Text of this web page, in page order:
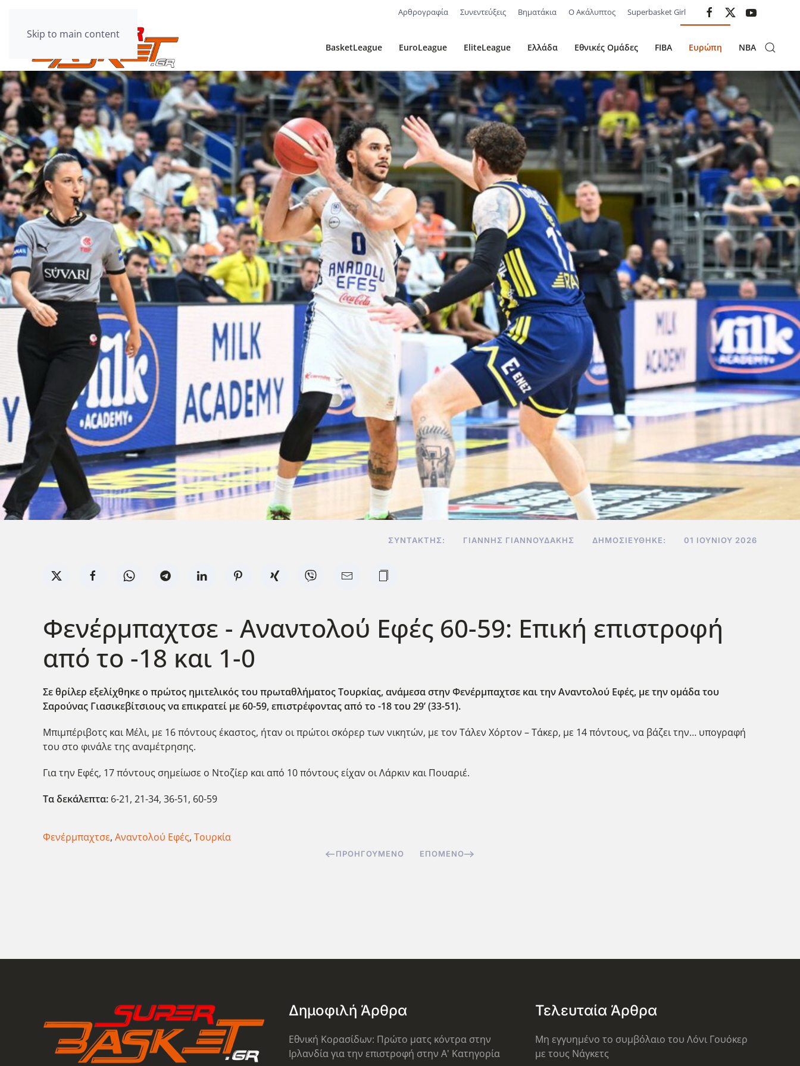
Skip to main content
Αρθρογραφία Συνεντεύξεις Βηματάκια Ο Ακάλυπτος Superbasket Girl
BasketLeague EuroLeague EliteLeague Ελλάδα Εθνικές Ομάδες FIBA Ευρώπη NBA
ΣΥΝΤΆΚΤΗΣ: ΓΙΆΝΝΗΣ ΓΙΑΝΝΟΥΔΆΚΗΣ ΔΗΜΟΣΙΕΎΘΗΚΕ: 01 ΙΟΥΝΊΟΥ 2026
Φενέρμπαχτσε - Αναντολού Εφές 60-59: Επική επιστροφή
από το -18 και 1-0
Σε θρίλερ εξελίχθηκε ο πρώτος ημιτελικός του πρωταθλήματος Τουρκίας, ανάμεσα στην Φενέρμπαχτσε και την Αναντολού Εφές, με την ομάδα του
Σαρούνας Γιασικεβίτσιους να επικρατεί με 60-59, επιστρέφοντας από το -18 του 29’ (33-51).
Μπιμπέριβοτς και Μέλι, με 16 πόντους έκαστος, ήταν οι πρώτοι σκόρερ των νικητών, με τον Τάλεν Χόρτον – Τάκερ, με 14 πόντους, να βάζει την… υπογραφή
του στο φινάλε της αναμέτρησης.
Για την Εφές, 17 πόντους σημείωσε ο Ντοζίερ και από 10 πόντους είχαν οι Λάρκιν και Πουαριέ.
Τα δεκάλεπτα: 6-21, 21-34, 36-51, 60-59
Φενέρμπαχτσε, Αναντολού Εφές, Τουρκία
ΠΡΟΗΓΟΎΜΕΝΟ ΕΠΌΜΕΝΟ
Δημοφιλή Άρθρα
Εθνική Κορασίδων: Πρώτο ματς κόντρα στην
Ιρλανδία για την επιστροφή στην Α' Κατηγορία
Τελευταία Άρθρα
Μη εγγυημένο το συμβόλαιο του Λόνι Γουόκερ
με τους Νάγκετς